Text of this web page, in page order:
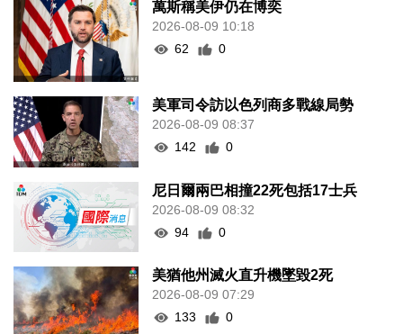
萬斯稱美伊仍在博奕
2026-08-09 10:18
62
0
美軍司令訪以色列商多戰線局勢
2026-08-09 08:37
142
0
尼日爾兩巴相撞22死包括17士兵
2026-08-09 08:32
94
0
美猶他州滅火直升機墜毀2死
2026-08-09 07:29
133
0